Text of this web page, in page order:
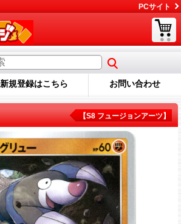
PCサイト
新規登録はこちら お問い合わせ
【S8 フュージョンアーツ】